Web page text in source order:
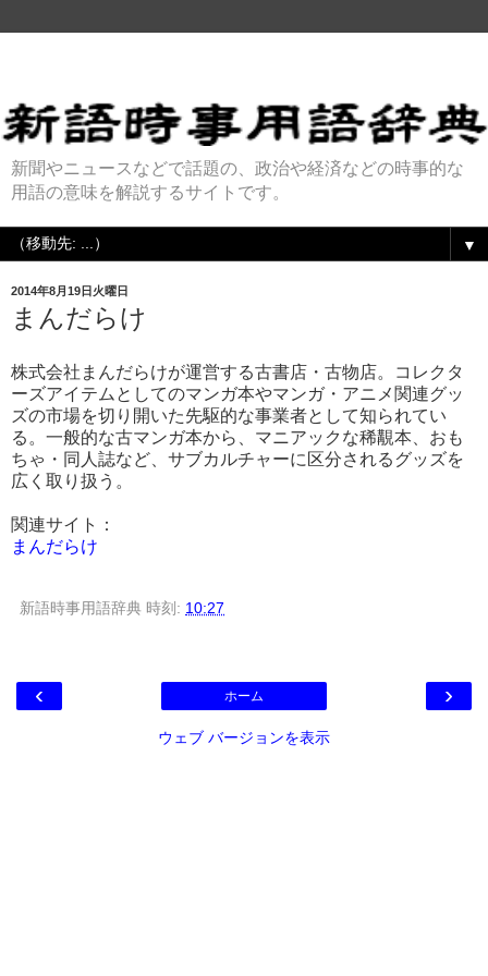
新聞やニュースなどで話題の、政治や経済などの時事的な
用語の意味を解説するサイトです。
▼
2014年8月19日火曜日
まんだらけ
株式会社まんだらけが運営する古書店・古物店。コレクタ
ーズアイテムとしてのマンガ本やマンガ・アニメ関連グッ
ズの市場を切り開いた先駆的な事業者として知られてい
る。一般的な古マンガ本から、マニアックな稀覯本、おも
ちゃ・同人誌など、サブカルチャーに区分されるグッズを
広く取り扱う。
関連サイト：
まんだらけ
新語時事用語辞典 時刻: 10:27
‹ ›
ホーム
ウェブ バージョンを表示